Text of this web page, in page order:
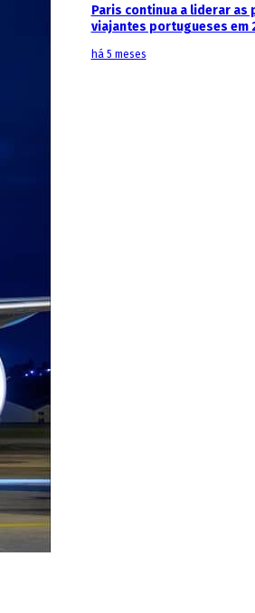
Paris continua a liderar as
viajantes portugueses em
há 5 meses